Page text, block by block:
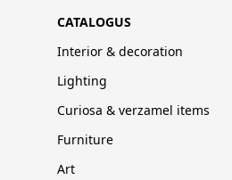
CATALOGUS
Interior & decoration
Lighting
Curiosa & verzamel items
Furniture
Art